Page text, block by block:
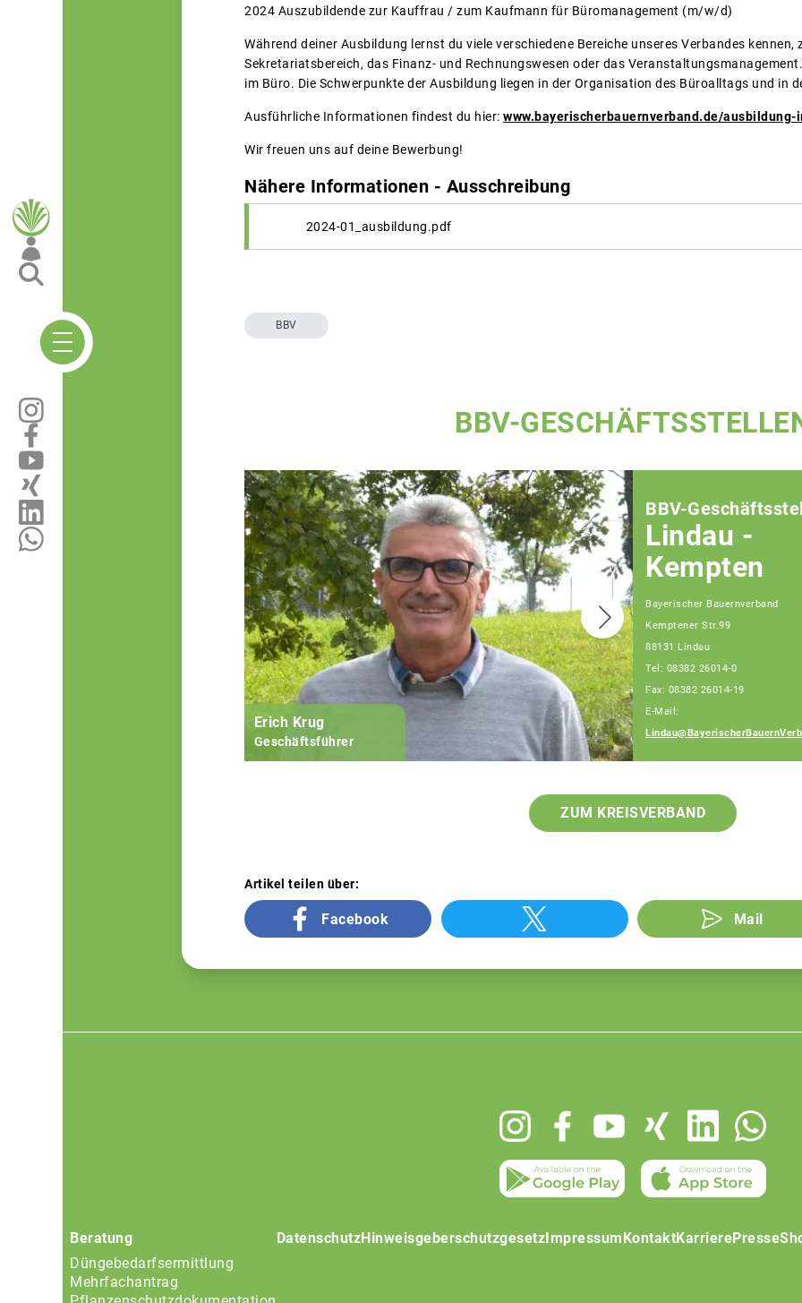
2024 Auszubildende zur Kauffrau / zum Kaufmann für Büromanagement (m/w/d)
Während deiner Ausbildung lernst du viele verschiedene Bereiche unseres Verbandes kennen,
Sekretariatsbereich, das Finanz- und Rechnungswesen oder das
im Büro. Die Schwerpunkte der Ausbildung liegen in der Organisation des Büroalltags und in
Ausführliche Informationen findest du hier: www.bayerischerbauernverband.de/ausbildung-
Wir freuen uns auf deine Bewerbung!
Nähere Informationen - Ausschreibung
2024-01_ausbildung.pdf
BBV
BBV-
Erich Krug
Geschäftsführer
Teamassistenz
Kempten-Lindau
Koscielny
BBV-
Lindau -
Kempten
Bayerischer Bauernverband
Kemptener Str.99
88131 Lindau
Tel: 08382 26014-0
Fax: 08382 26014-19
E-Mail:
ZUM KREISVERBAND
Artikel teilen über:
Facebook Mail
Beratung
Düngebedarfsermittlung
Mehrfachantrag
DatenschutzHinweisgeberschutzgesetz Impressum KontaktKarrierePresse